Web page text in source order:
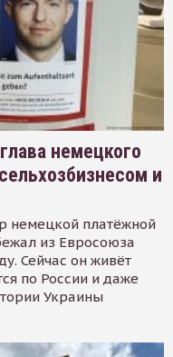
немецкого
и
немецкой платёжной
из Евросоюза
Сейчас он живёт
по России и даже
Украины